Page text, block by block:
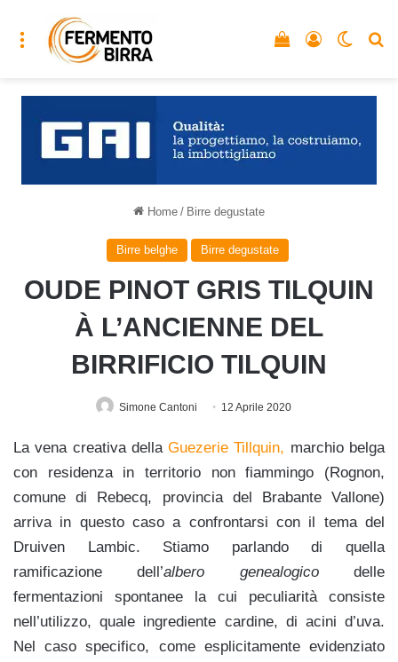
Menu Accedi
Vedi il carrello
Home / Birre degustate
Birre belghe Birre degustate
OUDE PINOT GRIS TILQUIN
À L’ANCIENNE DEL
BIRRIFICIO TILQUIN
Simone Cantoni 12 Aprile 2020
La vena creativa dellaGuezerie Tillquin, marchio belga
con residenza in territorio non fiammingo (Rognon,
comune di Rebecq, provincia del Brabante Vallone)
arriva in questo caso a confrontarsi con il tema del
Druiven Lambic. Stiamo parlando di quella
ramificazione dell’albero genealogicodelle
fermentazioni spontanee la cui peculiarità consiste
nell’utilizzo, quale ingrediente cardine, di acini d’uva.
Nel caso specifico, come esplicitamente evidenziato